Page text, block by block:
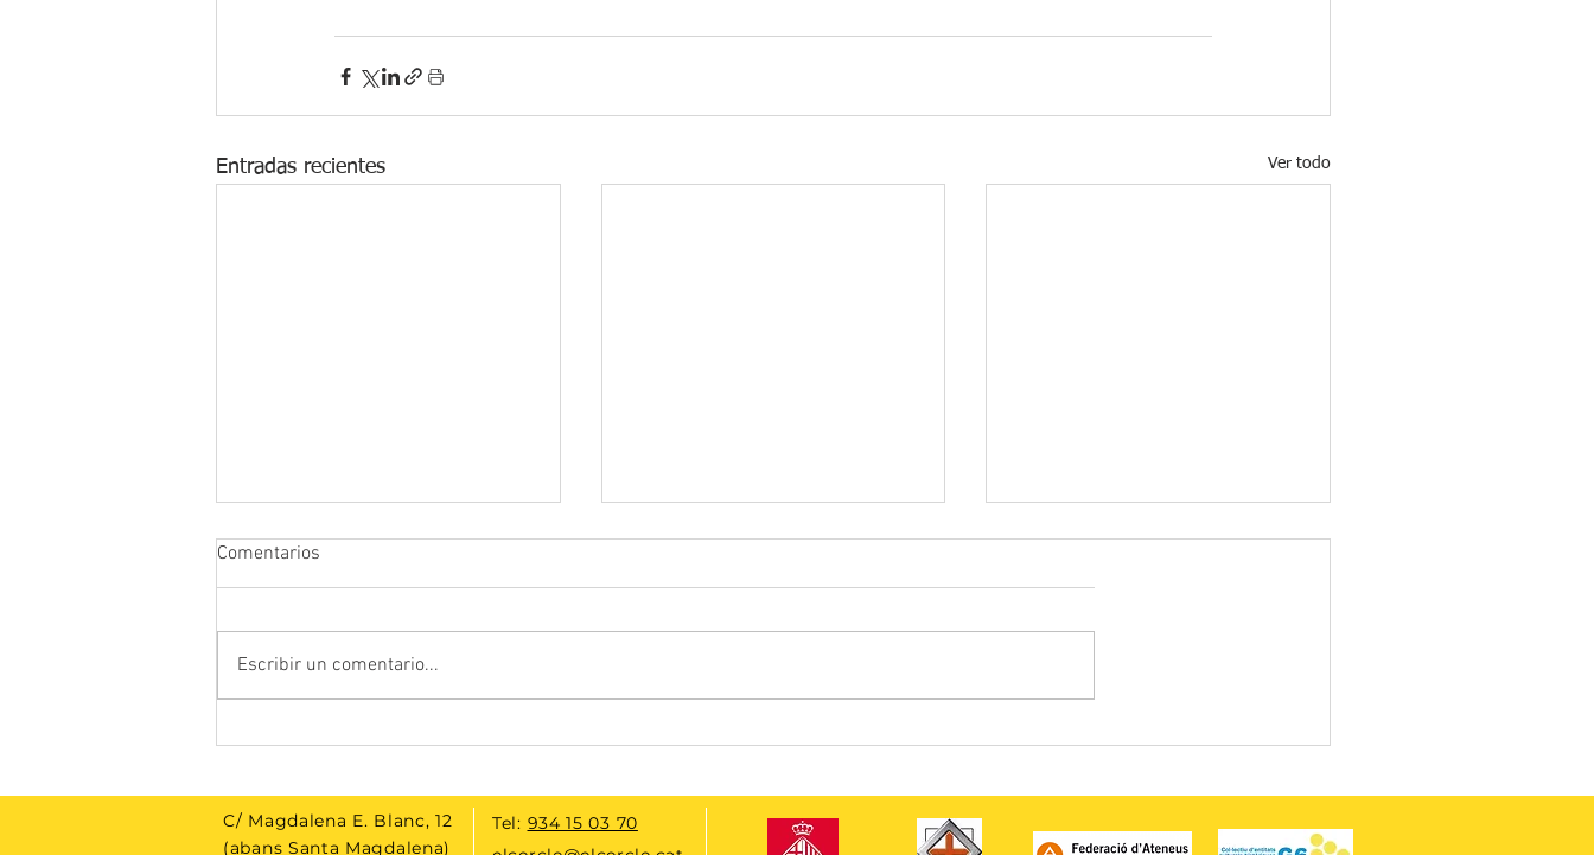
Entradas recientes Ver todo
Comentarios
Escribir un comentario...
C/ Magdalena E. Blanc, 12
(abans Santa Magdalena)
Tel: 934 15 03 70